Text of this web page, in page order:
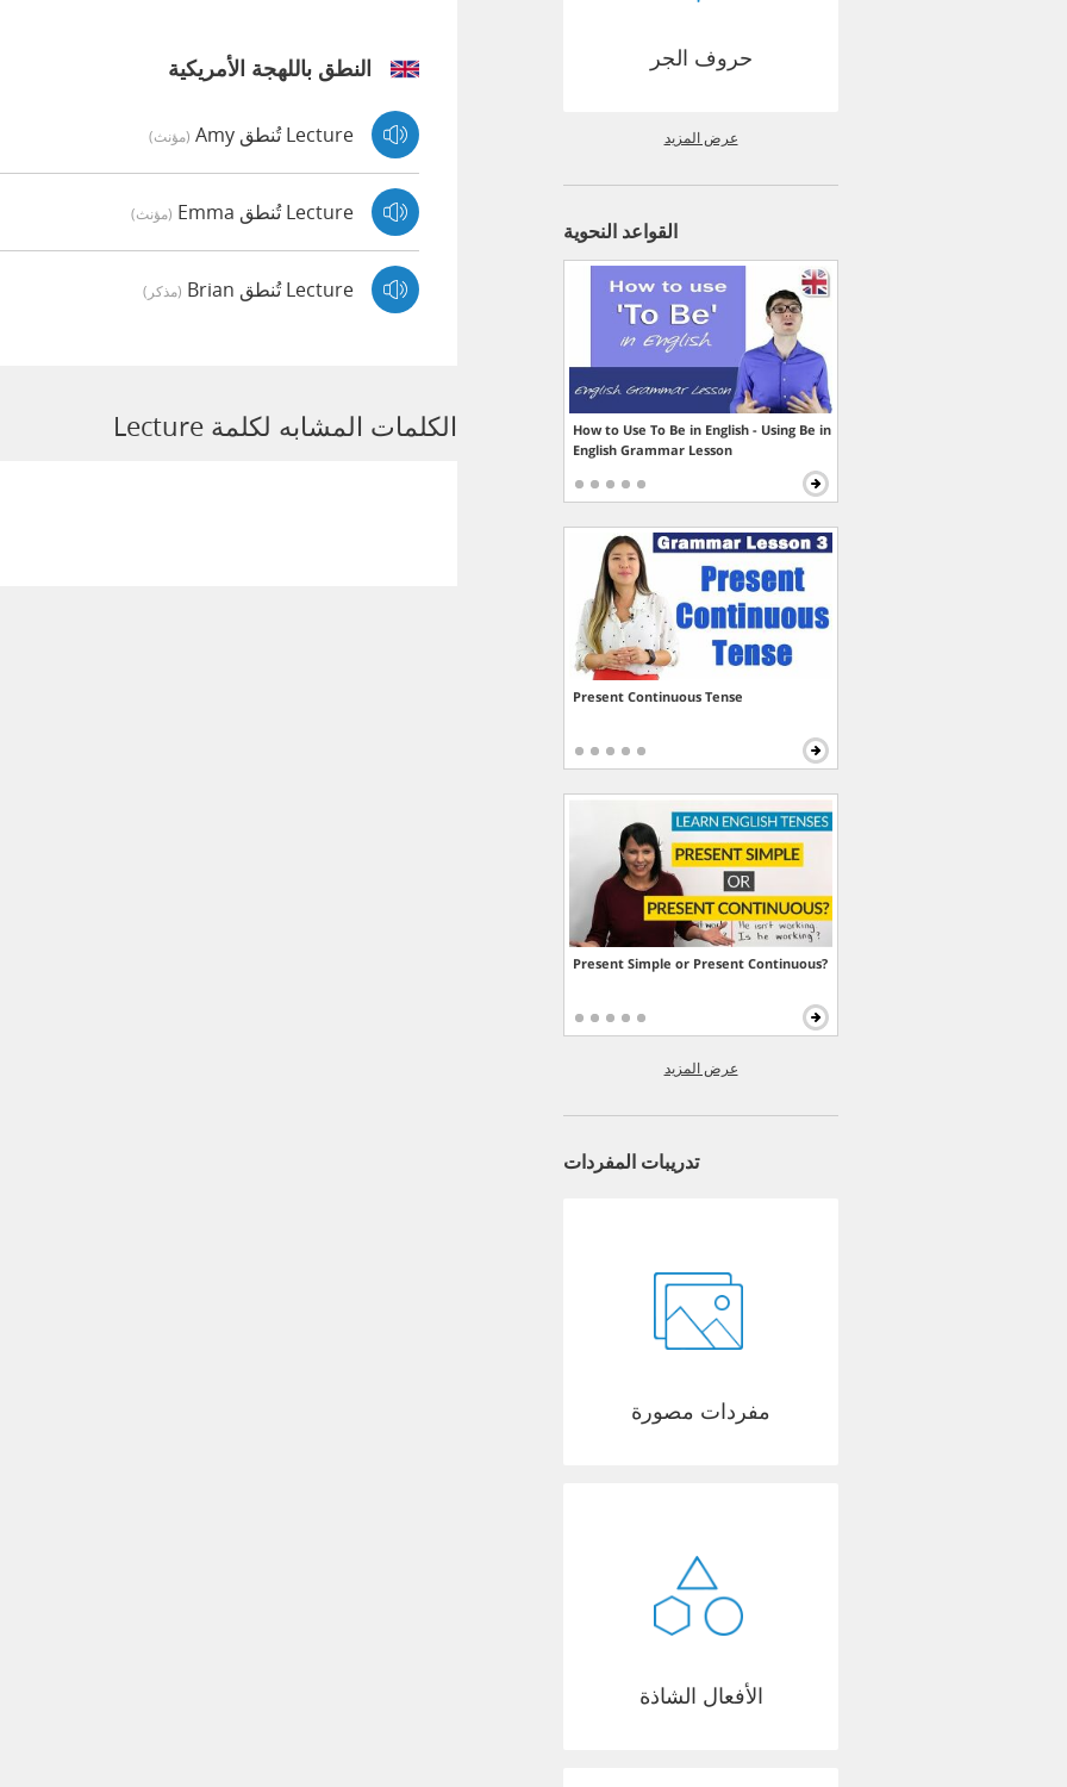
النطق باللهجة الأمريكية
Lecture تُنطق Amy (مؤنث)
Lecture تُنطق Emma (مؤنث)
Lecture تُنطق Brian (مذكر)
الكلمات المشابه لكلمة Lecture
حروف الجر
عرض المزيد
القواعد النحوية
How to Use To Be in English - Using Be in
English Grammar Lesson
Present Continuous Tense
Present Simple or Present Continuous?
عرض المزيد
تدريبات المفردات
مفردات مصورة
الأفعال الشاذة